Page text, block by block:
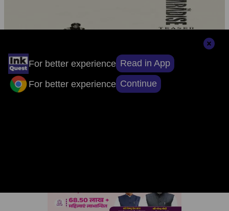
For better experience Read in App
For better experience Continue
'उसके साए के भी उड़ने के लिए पंख हैं'... नानी की 'द